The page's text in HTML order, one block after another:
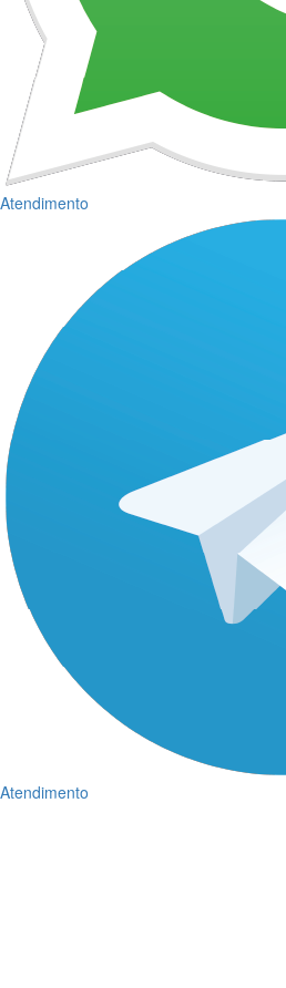
Atendimento
Atendimento